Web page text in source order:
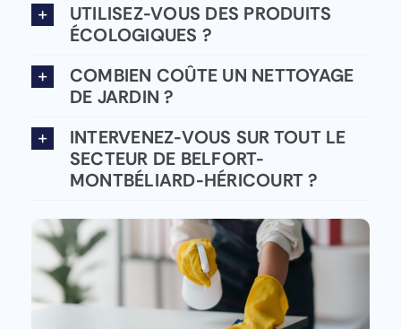
UTILISEZ-VOUS DES PRODUITS
ÉCOLOGIQUES ?
COMBIEN COÛTE UN NETTOYAGE
DE JARDIN ?
INTERVENEZ-VOUS SUR TOUT LE
SECTEUR DE BELFORT-
MONTBÉLIARD-HÉRICOURT ?